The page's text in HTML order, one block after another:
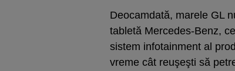
Deocamdată, marele GL
tabletă Mercedes-Benz,
sistem infotainment al
vreme cât reuşeşti să